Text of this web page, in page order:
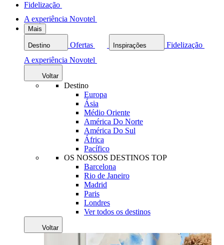
Fidelização
A experiência Novotel
Mais
Destino Ofertas Inspirações
Fidelização
A experiência Novotel
Voltar
Destino
Europa
Ásia
Médio Oriente
América Do Norte
América Do Sul
África
Pacífico
OS NOSSOS DESTINOS TOP
Barcelona
Rio de Janeiro
Madrid
Paris
Londres
Ver todos os destinos
Voltar